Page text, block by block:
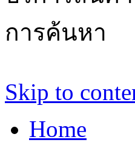
การค้นหา
Skip to
Home